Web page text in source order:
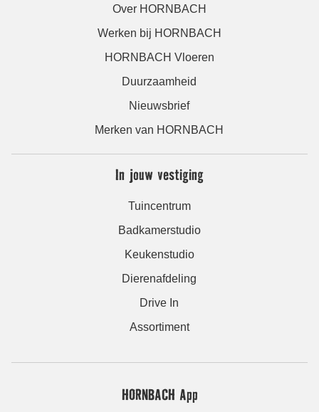
Over HORNBACH
Werken bij HORNBACH
HORNBACH Vloeren
Duurzaamheid
Nieuwsbrief
Merken van HORNBACH
In jouw vestiging
Tuincentrum
Badkamerstudio
Keukenstudio
Dierenafdeling
Drive In
Assortiment
HORNBACH App